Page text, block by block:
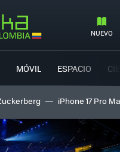
NUEVO
MÓVIL ESPACIO
iPhone 17 Pro